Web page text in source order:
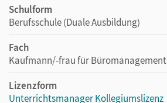
Schulform
Berufsschule (Duale Ausbildung)
Fach
Kaufmann/-frau für Büromanagement
Lizenzform
Unterrichtsmanager Kollegiumslizenz